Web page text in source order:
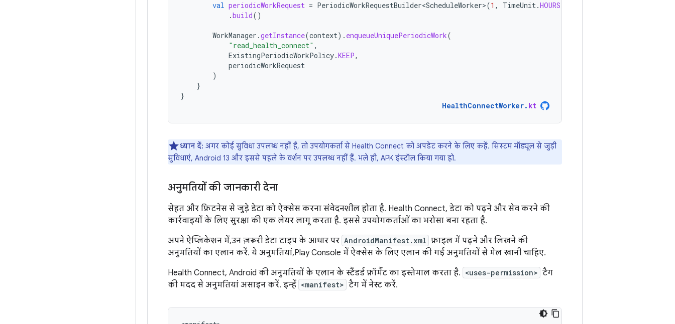
val periodicWorkRequest = PeriodicWorkRequestBuilder<ScheduleWorker>(1 , TimeUnit.HOURS
.build()
WorkManager .getInstance(context). enqueueUniquePeriodicWork(
"read_health_connect" ,
ExistingPeriodicWorkPolicy.KEEP,
periodicWorkRequest
)
}
}
HealthConnectWorker. kt
ध्यान दें: अगर कोई सुविधा उपलब्ध नहीं है, तो उपयोगकर्ता से Health Connect को अपडेट करने के लिए कहें. सिस्टम मॉड्यूल से जुड़ी
सुविधाएं, Android 13 और इससे पहले के वर्शन पर उपलब्ध नहीं हैं. भले ही, APK इंस्टॉल किया गया हो.
अनुमतियों की जानकारी देना
सेहत और फ़िटनेस से जुड़े डेटा को ऐक्सेस करना संवेदनशील होता है. Health Connect, डेटा को पढ़ने और सेव करने की
कार्रवाइयों के लिए सुरक्षा की एक लेयर लागू करता है. इससे उपयोगकर्ताओं का भरोसा बना रहता है.
अपने ऐप्लिकेशन में, उन ज़रूरी डेटा टाइप के आधार पर AndroidManifest.xml फ़ाइल में पढ़ने और लिखने की
अनुमतियों का एलान करें. ये अनुमतियां, Play Console में ऐक्सेस के लिए एलान की गई अनुमतियों से मेल खानी चाहिए.
Health Connect, Android की अनुमतियों के एलान के स्टैंडर्ड फ़ॉर्मैट का इस्तेमाल करता है. <uses-permission> टैग
की मदद से अनुमतियां असाइन करें. इन्हें <manifest> टैग में नेस्ट करें.